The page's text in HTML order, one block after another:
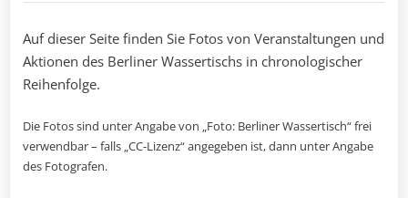
Auf dieser Seite finden Sie Fotos von Veranstaltungen und
Aktionen des Berliner Wassertischs in chronologischer
Reihenfolge.
Die Fotos sind unter Angabe von „Foto: Berliner Wassertisch“ frei
verwendbar – falls „CC-Lizenz“ angegeben ist, dann unter Angabe
des Fotografen.